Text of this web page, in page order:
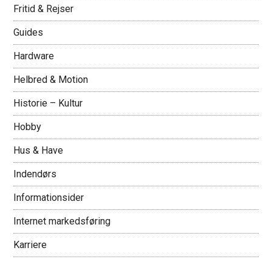
Fritid & Rejser
Guides
Hardware
Helbred & Motion
Historie – Kultur
Hobby
Hus & Have
Indendørs
Informationsider
Internet markedsføring
Karriere